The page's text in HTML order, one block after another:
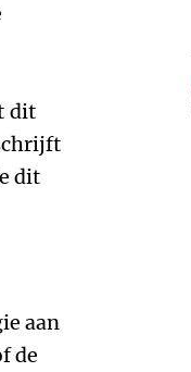
dit
dit
aan
de